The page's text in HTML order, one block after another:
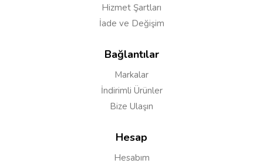
Hizmet Şartları
İade ve Değişim
Bağlantılar
Markalar
İndirimli Ürünler
Bize Ulaşın
Hesap
Hesabım